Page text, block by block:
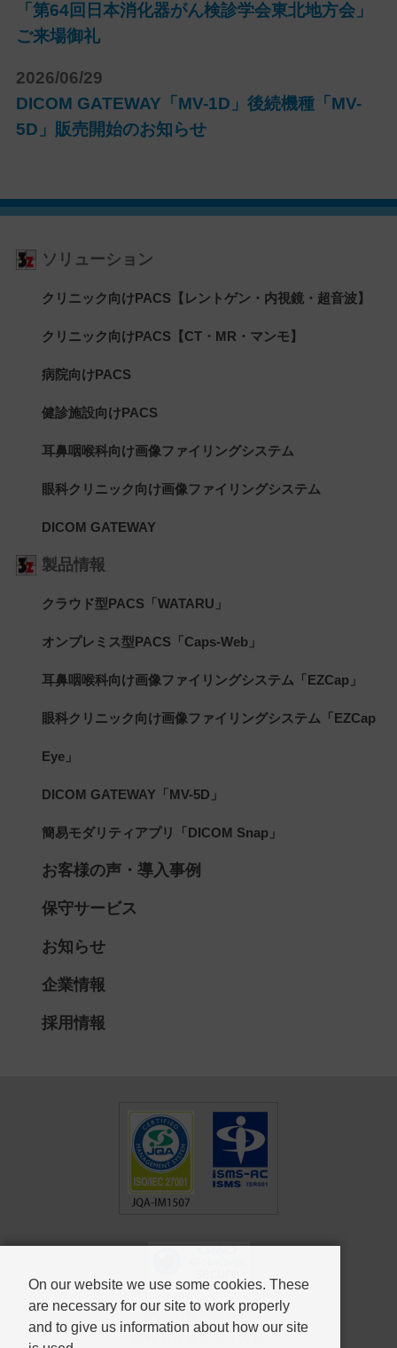
「第64回日本消化器がん検診学会東北地方会」
ご来場御礼
2026/06/29
DICOM GATEWAY「MV-1D」後続機種「MV-
5D」販売開始のお知らせ
ソリューション
クリニック向けPACS【レントゲン・内視鏡・超音波】
クリニック向けPACS【CT・MR・マンモ】
病院向けPACS
健診施設向けPACS
耳鼻咽喉科向け画像ファイリングシステム
眼科クリニック向け画像ファイリングシステム
DICOM GATEWAY
製品情報
クラウド型PACS「WATARU」
オンプレミス型PACS「Caps-Web」
耳鼻咽喉科向け画像ファイリングシステム「EZCap」
眼科クリニック向け画像ファイリングシステム「EZCap
Eye」
DICOM GATEWAY「MV-5D」
簡易モダリティアプリ「DICOM Snap」
お客様の声・導入事例
保守サービス
お知らせ
企業情報
採用情報
個人情報保護方針
On our website we use some cookies. These
are necessary for our site to work properly
and to give us information about how our site